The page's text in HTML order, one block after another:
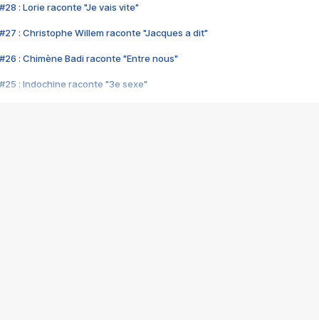
#28 : Lorie raconte "Je vais vite"
#27 : Christophe Willem raconte "Jacques a dit"
#26 : Chimène Badi raconte "Entre nous"
#25 : Indochine raconte "3e sexe"